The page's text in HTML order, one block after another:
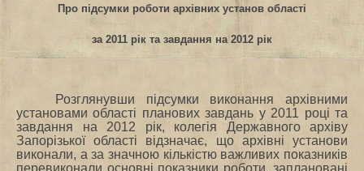
Про підсумки роботи архівних установ області
за 2011 рік та завдання на 2012 рік
Розглянувши підсумки виконання архівними
установами області планових завдань у 2011 році та
завдання на 2012 рік, колегія Державного архіву
Запорізької області відзначає, що архівні установи
виконали, а за значною кількістю важливих показників